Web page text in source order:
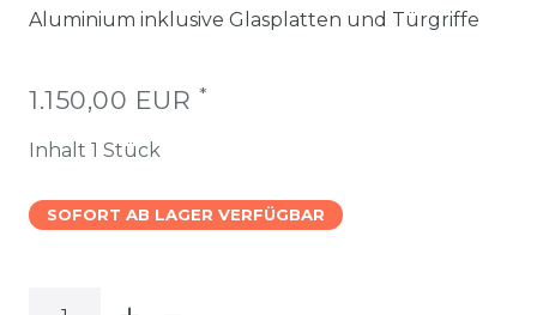
Aluminium inklusive Glasplatten und Türgriffe
1.150,00 EUR *
Inhalt 1 Stück
SOFORT AB LAGER VERFÜGBAR